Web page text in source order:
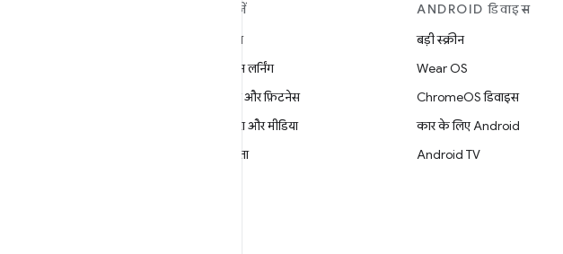
खोजें
गेमिंग
मशीन लर्निंग
सेहत और फ़िटनेस
कैमरा और मीडिया
निजता
ANDROID डिवाइस
बड़ी स्क्रीन
Wear OS
ChromeOS डिवाइस
कार के लिए Android
Android TV